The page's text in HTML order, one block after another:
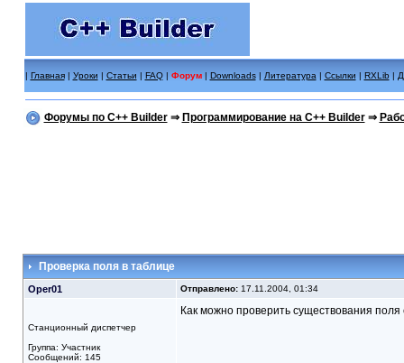
| Главная| Уроки | Статьи | FAQ| Форум | Downloads| Литература | Ссылки | RXLib |
Форумы по C++ Builder⇒ Программирование на C++ Builder⇒
Проверка поля в таблице
Oper01 Отправлено:17.11.2004, 01:34
Станционный диспетчер
Группа: Участник
Сообщений: 145
Как можно проверить существования